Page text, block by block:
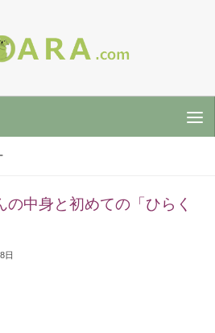
中身と初めての「ひらく
日